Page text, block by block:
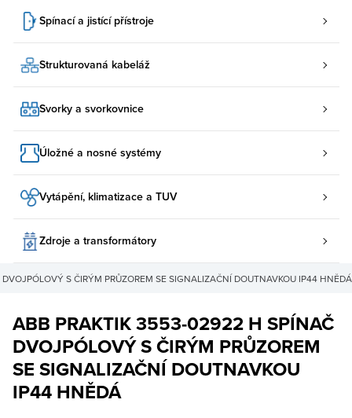
Spínací a jistící přístroje
Strukturovaná kabeláž
Svorky a svorkovnice
Úložné a nosné systémy
Vytápění, klimatizace a TUV
Zdroje a transformátory
S ČIRÝM PRŮZOREM SE SIGNALIZAČNÍ DOUTNAVKOU IP44 HNĚDÁ
ABB PRAKTIK 3553-02922 H SPÍNAČ
DVOJPÓLOVÝ S ČIRÝM PRŮZOREM
SE SIGNALIZAČNÍ DOUTNAVKOU
IP44 HNĚDÁ